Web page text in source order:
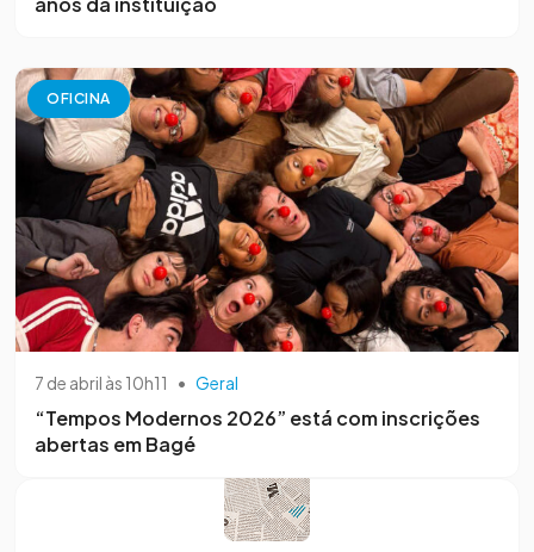
OFICINA
7 de abril às 10h11 • Geral
“Tempos Modernos 2026” está com inscrições
abertas em Bagé